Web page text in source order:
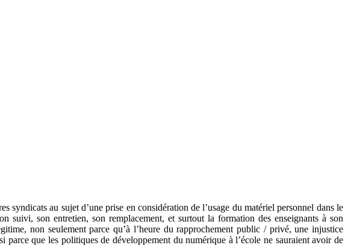
au sujet d’une prise en considération de l’usage du matériel personnel dans le
son entretien, son remplacement, et surtout la formation des enseignants à son
non seulement parce qu’à l’heure du rapprochement public / privé, une injustice
que les politiques de développement du numérique à l’école ne sauraient avoir de